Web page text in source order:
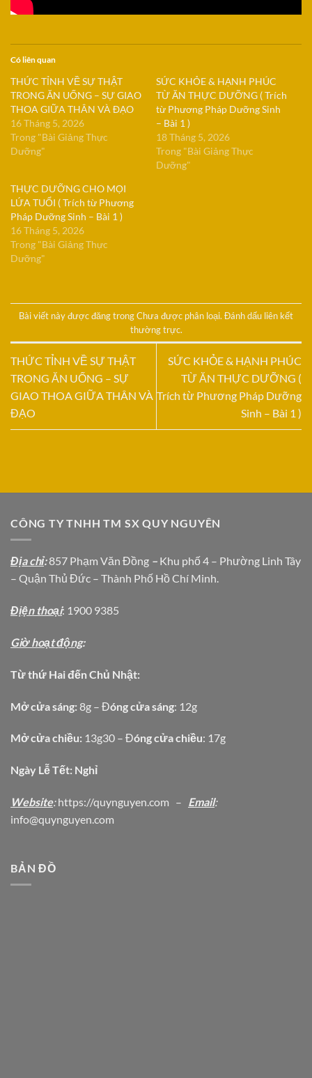
Có liên quan
THỨC TỈNH VỀ SỰ THẬT
TRONG ĂN UỐNG – SỰ GIAO
THOA GIỮA THÂN VÀ ĐẠO
16 Tháng 5, 2026
Trong "Bài Giảng Thực
Dưỡng"
SỨC KHỎE & HẠNH PHÚC
TỪ ĂN THỰC DƯỠNG ( Trích
từ Phương Pháp Dưỡng Sinh
– Bài 1 )
18 Tháng 5, 2026
Trong "Bài Giảng Thực
Dưỡng"
THỰC DƯỠNG CHO MỌI
LỨA TUỔI ( Trích từ Phương
Pháp Dưỡng Sinh – Bài 1 )
16 Tháng 5, 2026
Trong "Bài Giảng Thực
Dưỡng"
Bài viết này được đăng trongChưa được phân loại. Đánh dấu liên kết
thường trực.
THỨC TỈNH VỀ SỰ THẬT
TRONG ĂN UỐNG – SỰ
GIAO THOA GIỮA THÂN VÀ
ĐẠO
SỨC KHỎE & HẠNH PHÚC
TỪ ĂN THỰC DƯỠNG (
Trích từ Phương Pháp Dưỡng
Sinh – Bài 1 )
CÔNG TY TNHH TM SX QUY NGUYÊN
Địa chỉ:857 Phạm Văn Đồng – Khu phố 4 – Phường Linh Tây
– Quận Thủ Đức – Thành Phố Hồ Chí Minh.
Địện thoại: 1900 9385
Giờ hoạt động:
Từ thứ Hai đến Chủ Nhật:
Mở cửa sáng: 8g – Đóng cửa sáng: 12g
Mở cửa chiều: 13g30 – Đóng cửa chiều: 17g
Ngày Lễ Tết: Nghỉ
Website:https://quynguyen.com – Email:
info@quynguyen.com
BẢN ĐỒ